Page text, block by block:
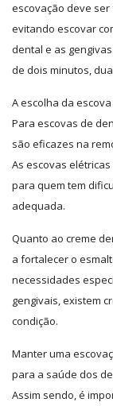
escovação deve
evitando escovar
dental e as
de dois minutos,
A escolha da
Para escovas de
são eficazes na
As escovas
para quem tem
adequada.
Quanto ao creme
a fortalecer o
necessidades
gengivais, existem
condição.
Manter uma
para a saúde dos
Assim sendo, é